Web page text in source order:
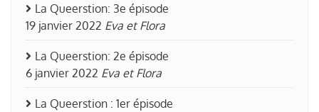
La Queerstion: 3e épisode
19 janvier 2022 Eva et Flora
La Queerstion: 2e épisode
6 janvier 2022 Eva et Flora
La Queerstion : 1er épisode